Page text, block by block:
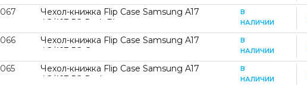
Чехол-книжка Flip Case Samsung A17
4G/A17 5G Dark Blue
В
НАЛИЧИИ
Чехол-книжка Flip Case Samsung A17
4G/A17 5G Grey
В
НАЛИЧИИ
Чехол-книжка Flip Case Samsung A17
4G/A17 5G Red
В
НАЛИЧИИ